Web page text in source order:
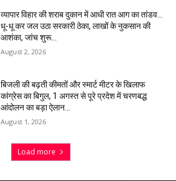
व्यापार विहार की शराब दुकान में आधी रात आग का तांडव…
धू-धू कर जल उठा सरकारी ठेका, लाखों के नुकसान की
आशंका, जांच शुरू…
August 2, 2026
बिजली की बढ़ती कीमतों और स्मार्ट मीटर के खिलाफ
कांग्रेस का बिगुल, 1 अगस्त से पूरे प्रदेश में चरणबद्ध
आंदोलन का बड़ा ऐलान…
August 1, 2026
Load more